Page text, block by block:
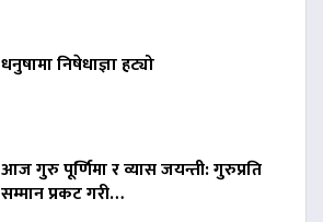
धनुषामा निषेधाज्ञा हट्यो
आज गुरु पूर्णिमा र व्यास जयन्ती: गुरुप्रति
सम्मान प्रकट गरी…